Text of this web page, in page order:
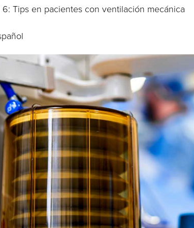
6: Tips en pacientes con ventilación mecánica